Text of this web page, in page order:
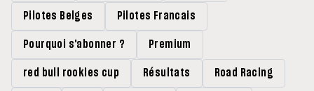
Pilotes Belges Pilotes Francais
Pourquoi s'abonner ? Premium
red bull rookies cup Résultats Road Racing